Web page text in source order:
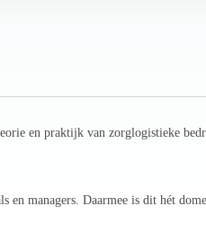
en praktijk van zorglogistieke
en managers. Daarmee is dit hét